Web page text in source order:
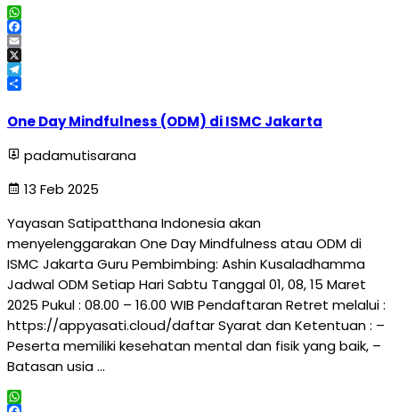
WhatsApp
Facebook
Email
X
Telegram
One Day Mindfulness (ODM) di ISMC Jakarta
padamutisarana
13 Feb 2025
Yayasan Satipatthana Indonesia akan
menyelenggarakan One Day Mindfulness atau ODM di
ISMC Jakarta Guru Pembimbing: Ashin Kusaladhamma
Jadwal ODM Setiap Hari Sabtu Tanggal 01, 08, 15 Maret
2025 Pukul : 08.00 – 16.00 WIB Pendaftaran Retret melalui :
https://appyasati.cloud/daftar Syarat dan Ketentuan : –
Peserta memiliki kesehatan mental dan fisik yang baik, –
Batasan usia …